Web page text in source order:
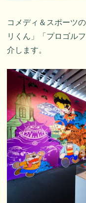
コメディ＆スポーツ
リくん」「プロゴル
介します。